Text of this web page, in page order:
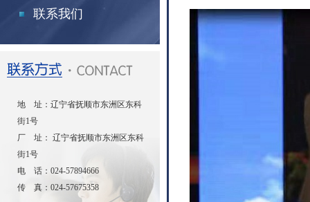
联系我们
地 址：辽宁省抚顺市东洲区东科
街1号
厂 址： 辽宁省抚顺市东洲区东科
街1号
电 话：024-57894666
传 真：024-57675358